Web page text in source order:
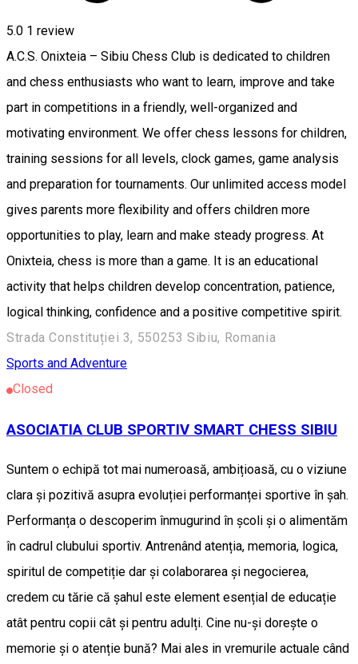
5.0 1 review
A.C.S. Onixteia – Sibiu Chess Club is dedicated to children
and chess enthusiasts who want to learn, improve and take
part in competitions in a friendly, well-organized and
motivating environment. We offer chess lessons for children,
training sessions for all levels, clock games, game analysis
and preparation for tournaments. Our unlimited access model
gives parents more flexibility and offers children more
opportunities to play, learn and make steady progress. At
Onixteia, chess is more than a game. It is an educational
activity that helps children develop concentration, patience,
logical thinking, confidence and a positive competitive spirit.
Strada Constituției 3, 550253 Sibiu, Romania
Sports and Adventure
Closed
ASOCIATIA CLUB SPORTIV SMART CHESS SIBIU
Suntem o echipă tot mai numeroasă, ambițioasă, cu o viziune
clara și pozitivă asupra evoluției performanței sportive în șah.
Performanța o descoperim înmugurind în școli și o alimentăm
în cadrul clubului sportiv. Antrenând atenția, memoria, logica,
spiritul de competiție dar și colaborarea și negocierea,
credem cu tărie că șahul este element esențial de educație
atât pentru copii cât și pentru adulți. Cine nu-și dorește o
memorie și o atenție bună? Mai ales in vremurile actuale când